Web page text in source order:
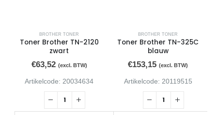
BROTHER TONER
Toner Brother TN-2120
zwart
€63,52 (excl. BTW)
Artikelcode: 20034634
BROTHER TONER
Toner Brother TN-325C
blauw
€153,15 (excl. BTW)
Artikelcode: 20119515